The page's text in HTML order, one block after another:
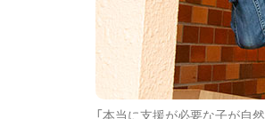
「本当に支援が必要な子が自